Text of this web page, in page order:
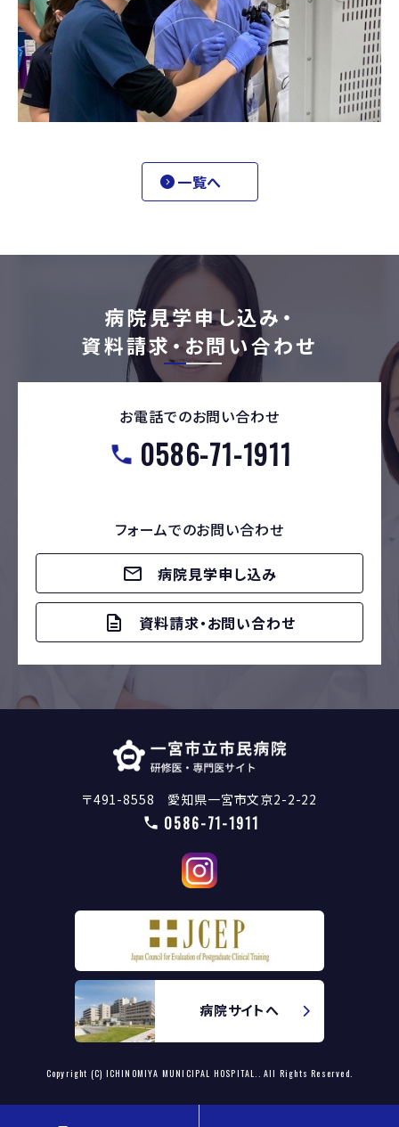
一覧へ
病院見学申し込み・
資料請求・お問い合わせ
お電話でのお問い合わせ
0586-71-1911
フォームでのお問い合わせ
病院見学申し込み
資料請求・お問い合わせ
〒491-8558 愛知県一宮市文京2-2-22
0586-71-1911
病院サイトへ
Copyright (C) ICHINOMIYA MUNICIPAL HOSPITAL.. All Rights Reserved.